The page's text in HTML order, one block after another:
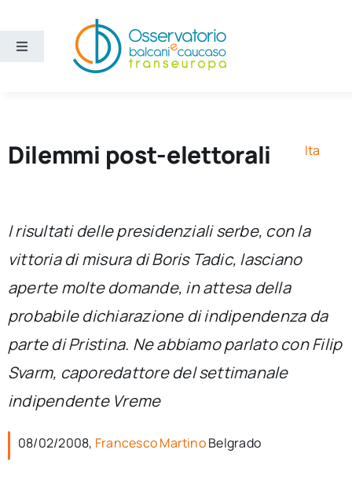
contenuto
Toggle
Sezioni
Chi siamo
Cerca
Newsletter
Dilemmi post-elettorali Ita
I risultati delle presidenziali serbe, con la
vittoria di misura di Boris Tadic, lasciano
aperte molte domande, in attesa della
probabile dichiarazione di indipendenza da
parte di Pristina. Ne abbiamo parlato con Filip
Svarm, caporedattore del settimanale
indipendente Vreme
08/02/2008, Francesco MartinoBelgrado